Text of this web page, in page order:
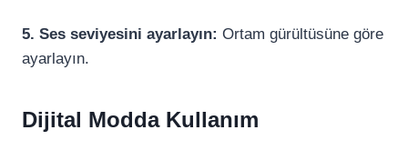
5. Ses seviyesini ayarlayın: Ortam gürültüsüne göre
ayarlayın.
Dijital Modda Kullanım